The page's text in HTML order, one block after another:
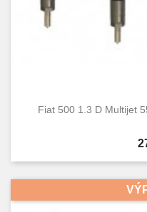
Fiat 500 1.3 D Multijet